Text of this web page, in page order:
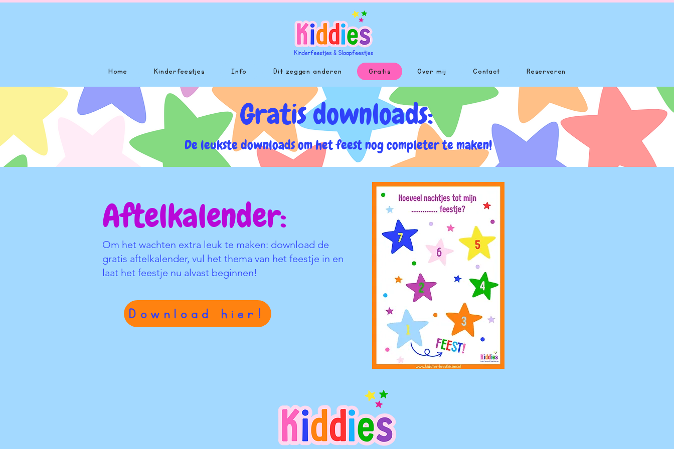
Home Kinderfeestjes Info Dit zeggen anderen Gratis Over mij Contact Reserveren
Gratis downloads:
De leukste downloads om het feest nog completer te maken!
Aftelkalender:
Om het wachten extra leuk te maken: download de
gratis aftelkalender, vul het thema van het feestje in en
laat het feestje nu alvast beginnen!
Download hier!